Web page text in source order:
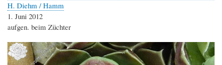
H. Diehm / Hamm
1. Juni 2012
aufgen. beim Züchter